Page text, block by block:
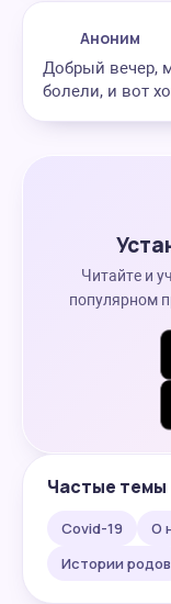
Аноним
Добрый вечер,
болели, и вот
Читайте и
популярном
Частые темы
Covid-19 О
Истории родов